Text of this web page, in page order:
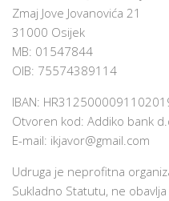
Zmaj Jove Jovanovića 21
31000 Osijek
MB: 01547844
OIB: 75574389114
IBAN:
Otvoren kod: Addiko bank
E-mail: ikjavor@gmail.com
Udruga je neprofitna
Sukladno Statutu, ne